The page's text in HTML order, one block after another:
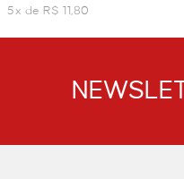
5x de R$ 11,80